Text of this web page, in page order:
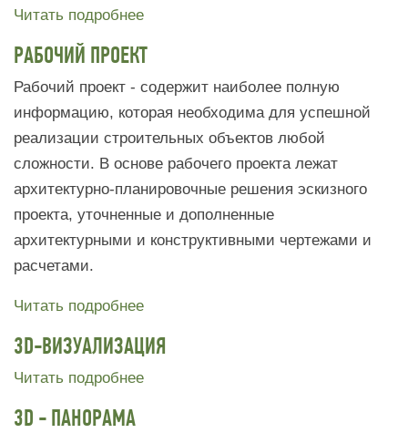
Читать подробнее
РАБОЧИЙ ПРОЕКТ
Рабочий проект - содержит наиболее полную
информацию, которая необходима для успешной
реализации строительных объектов любой
сложности. В основе рабочего проекта лежат
архитектурно-планировочные решения эскизного
проекта, уточненные и дополненные
архитектурными и конструктивными чертежами и
расчетами.
Читать подробнее
3D-ВИЗУАЛИЗАЦИЯ
Читать подробнее
3D - ПАНОРАМА